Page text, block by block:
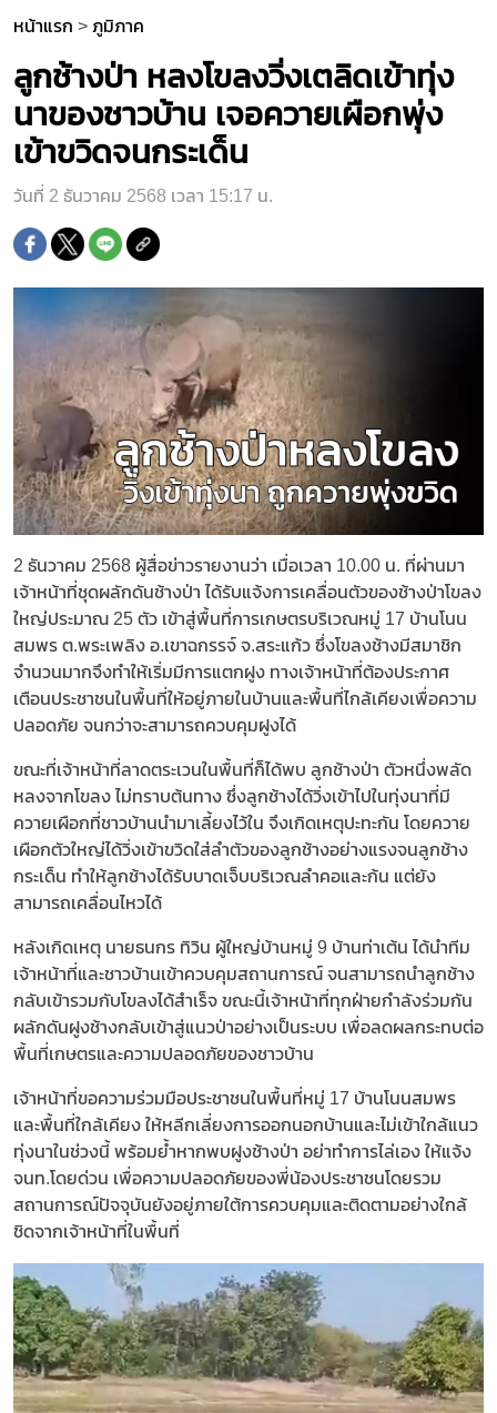
หน้าแรก > ภูมิภาค
ลูกช้างป่า หลงโขลงวิ่งเตลิดเข้าทุ่ง
นาของชาวบ้าน เจอควายเผือกพุ่ง
เข้าขวิดจนกระเด็น
วันที่ 2 ธันวาคม 2568 เวลา 15:17 น.
2 ธันวาคม 2568 ผู้สื่อข่าวรายงานว่า เมื่อเวลา 10.00 น. ที่ผ่านมา
เจ้าหน้าที่ชุดผลักดันช้างป่า ได้รับแจ้งการเคลื่อนตัวของช้างป่าโขลง
ใหญ่ประมาณ 25 ตัว เข้าสู่พื้นที่การเกษตรบริเวณหมู่ 17 บ้านโนน
สมพร ต.พระเพลิง อ.เขาฉกรรจ์ จ.สระแก้ว ซึ่งโขลงช้างมีสมาชิก
จำนวนมากจึงทำให้เริ่มมีการแตกฝูง ทางเจ้าหน้าที่ต้องประกาศ
เตือนประชาชนในพื้นที่ให้อยู่ภายในบ้านและพื้นที่ไกล้เคียงเพื่อความ
ปลอดภัย จนกว่าจะสามารถควบคุมฝูงได้
ขณะที่เจ้าหน้าที่ลาดตระเวนในพื้นที่ก็ได้พบ ลูกช้างป่า ตัวหนึ่งพลัด
หลงจากโขลง ไม่ทราบต้นทาง ซึ่งลูกช้างได้วิ่งเข้าไปในทุ่งนาที่มี
ควายเผือกที่ชาวบ้านนำมาเลี้ยงไว้ใน จึงเกิดเหตุปะทะกัน โดยควาย
เผือกตัวใหญ่ได้วิ่งเข้าขวิดใส่ลำตัวของลูกช้างอย่างแรงจนลูกช้าง
กระเด็น ทำให้ลูกช้างได้รับบาดเจ็บบริเวณลำคอและก้น แต่ยัง
สามารถเคลื่อนไหวได้
หลังเกิดเหตุ นายธนกร ทิวิน ผู้ใหญ่บ้านหมู่ 9 บ้านท่าเต้น ได้นำทีม
เจ้าหน้าที่และชาวบ้านเข้าควบคุมสถานการณ์ จนสามารถนำลูกช้าง
กลับเข้ารวมกับโขลงได้สำเร็จ ขณะนี้เจ้าหน้าที่ทุกฝ่ายกำลังร่วมกัน
ผลักดันฝูงช้างกลับเข้าสู่แนวป่าอย่างเป็นระบบ เพื่อลดผลกระทบต่อ
พื้นที่เกษตรและความปลอดภัยของชาวบ้าน
เจ้าหน้าที่ขอความร่วมมือประชาชนในพื้นที่หมู่ 17 บ้านโนนสมพร
และพื้นที่ใกล้เคียง ให้หลีกเลี่ยงการออกนอกบ้านและไม่เข้าใกล้แนว
ทุ่งนาในช่วงนี้ พร้อมย้ำหากพบฝูงช้างป่า อย่าทำการไล่เอง ให้แจ้ง
จนท.โดยด่วน เพื่อความปลอดภัยของพี่น้องประชาชนโดยรวม
สถานการณ์ปัจจุบันยังอยู่ภายใต้การควบคุมและติดตามอย่างใกล้
ชิดจากเจ้าหน้าที่ในพื้นที่